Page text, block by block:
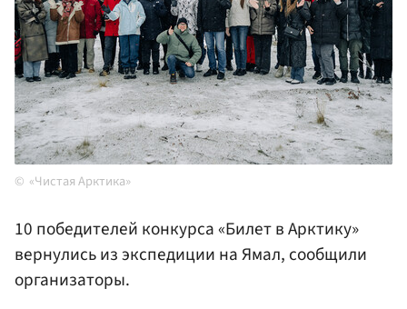
«Чистая Арктика»
10 победителей конкурса «Билет в Арктику»
вернулись из экспедиции на Ямал, сообщили
организаторы.